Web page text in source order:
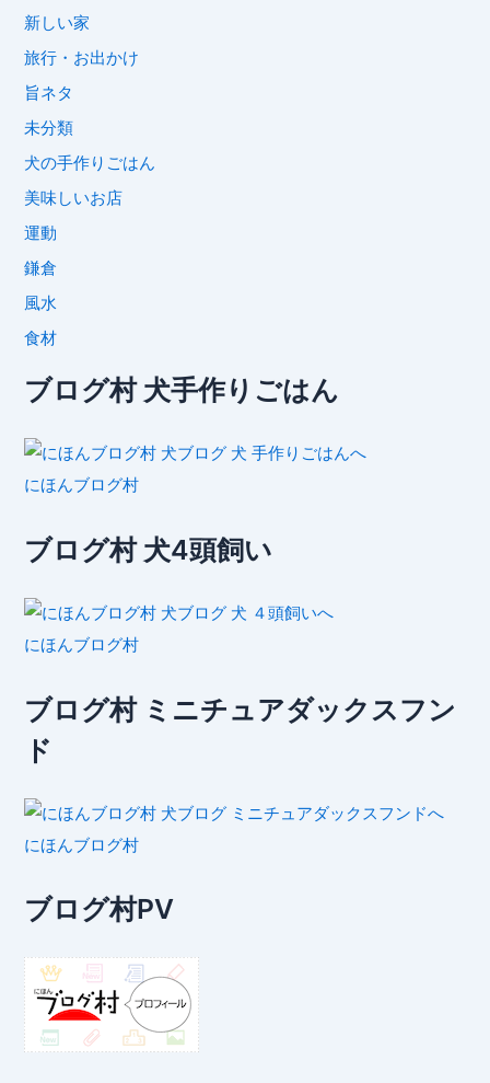
新しい家
旅行・お出かけ
旨ネタ
未分類
犬の手作りごはん
美味しいお店
運動
鎌倉
風水
食材
ブログ村 犬手作りごはん
にほんブログ村
ブログ村 犬4頭飼い
にほんブログ村
ブログ村 ミニチュアダックスフン
ド
にほんブログ村
ブログ村PV